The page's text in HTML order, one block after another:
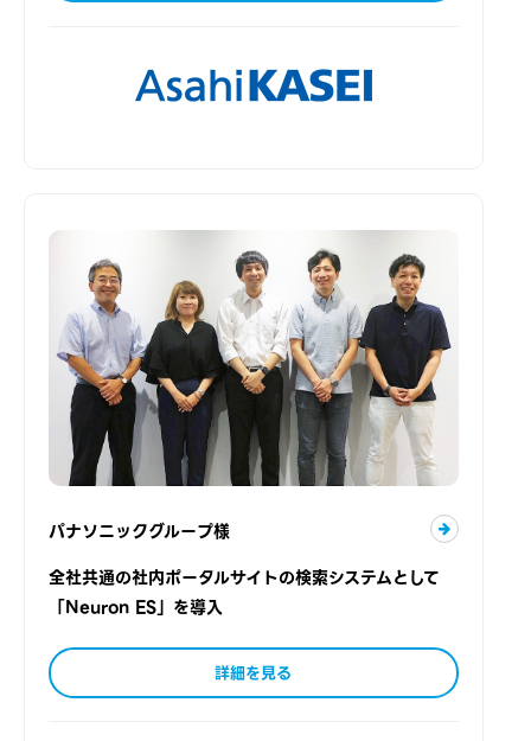
パナソニックグループ様
全社共通の社内ポータルサイトの検索システムとして
「Neuron ES」を導入
詳細を見る